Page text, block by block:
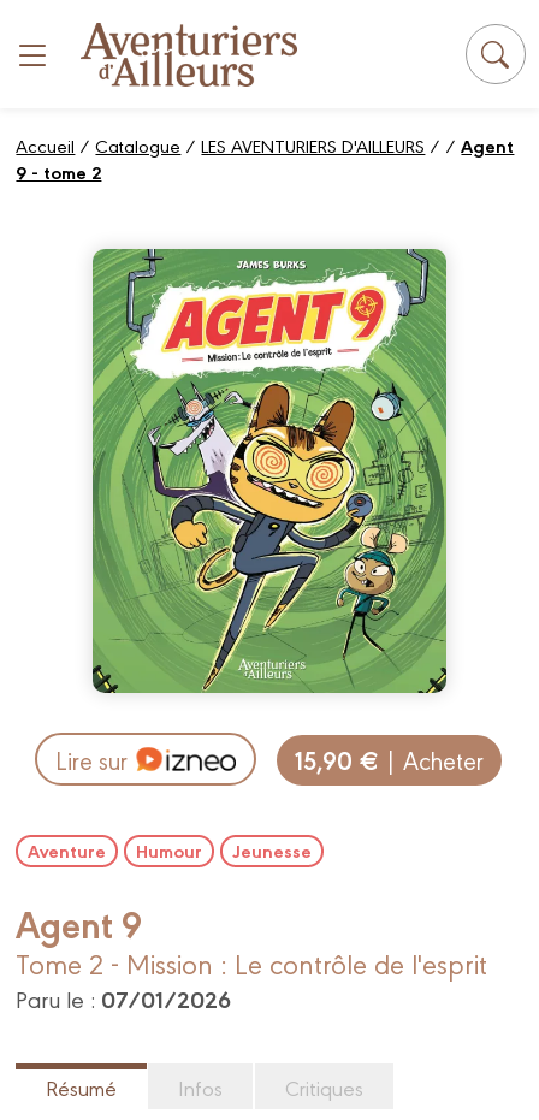
Accueil /Catalogue /LES AVENTURIERS D'AILLEURS / /Agent
9 - tome 2
Lire sur 15,90 € | Acheter
Aventure Humour Jeunesse
Agent 9
Tome 2 - Mission : Le contrôle de l'esprit
Paru le : 07/01/2026
Résumé Infos Critiques
Panneau de gestion des cookies